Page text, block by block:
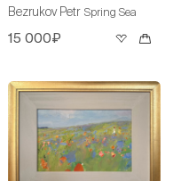
Bezrukov Petr Spring Sea
15 000₽